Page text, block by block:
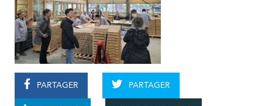
PARTAGER PARTAGER